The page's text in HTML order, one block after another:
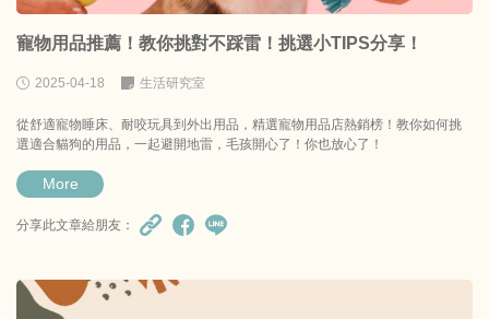
寵物用品推薦！教你挑對不踩雷！挑選小TIPS分享！
2025-04-18 生活研究室
從舒適寵物睡床、耐咬玩具到外出用品，精選寵物用品店熱銷榜！教你如何挑
選適合貓狗的用品，一起避開地雷，毛孩開心了！你也放心了！
More
分享此文章給朋友：